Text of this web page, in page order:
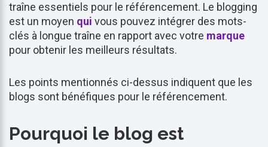
traîne essentiels pour le référencement. Le blogging
est un moyen qui vous pouvez intégrer des mots-
clés à longue traîne en rapport avec votre marque
pour obtenir les meilleurs résultats.
Les points mentionnés ci-dessus indiquent que les
blogs sont bénéfiques pour le référencement.
Pourquoi le blog est